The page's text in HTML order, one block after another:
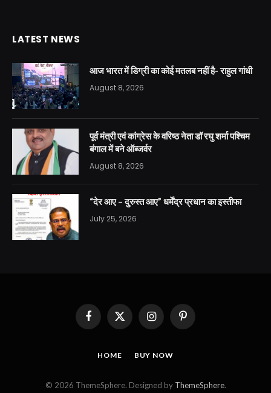
LATEST NEWS
आज भारत में डिग्री का कोई मतलब नहीं है- राहुल गांधी
August 8, 2026
पूर्व मंत्री एवं कांग्रेस के वरिष्ठ नेता डॉ रघु शर्मा पश्चिम
बंगाल में बने ऑब्जर्वर
August 8, 2026
“देर आए – दुरुस्त आए” धर्मेंद्र प्रधान का इस्तीफा
July 25, 2026
FacebookX
(Twitter)
InstagramPinterest
HOME BUY NOW
© 2026 ThemeSphere. Designed by ThemeSphere.